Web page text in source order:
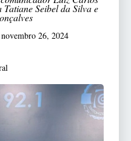
Seibel da Silva e
novembro 26, 2024